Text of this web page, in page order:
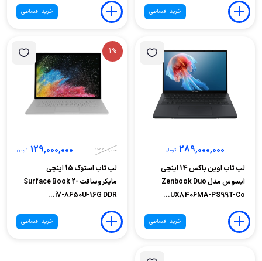
خرید اقساطی خرید اقساطی
289,000,000 تومان
لپ تاپ اوپن باکس 14 اینچی
ایسوس مدل Zenbook Duo
UX8406MA-PS99T-Co...
خرید اقساطی
1%
129,900,000
129,000,000 تومان
لپ تاپ استوک 15 اینچی
مایکروسافت Surface Book 2-
i7-8650U-16G DDR...
خرید اقساطی